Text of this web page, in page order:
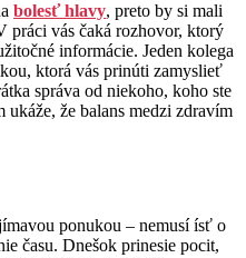
bolesť hlavy, preto by si mali
práci vás čaká rozhovor, ktorý
informácie. Jeden kolega
ktorá vás prinúti zamyslieť
správa od niekoho, koho ste
že balans medzi zdravím
ponukou – nemusí ísť o
času. Dnešok prinesie pocit,